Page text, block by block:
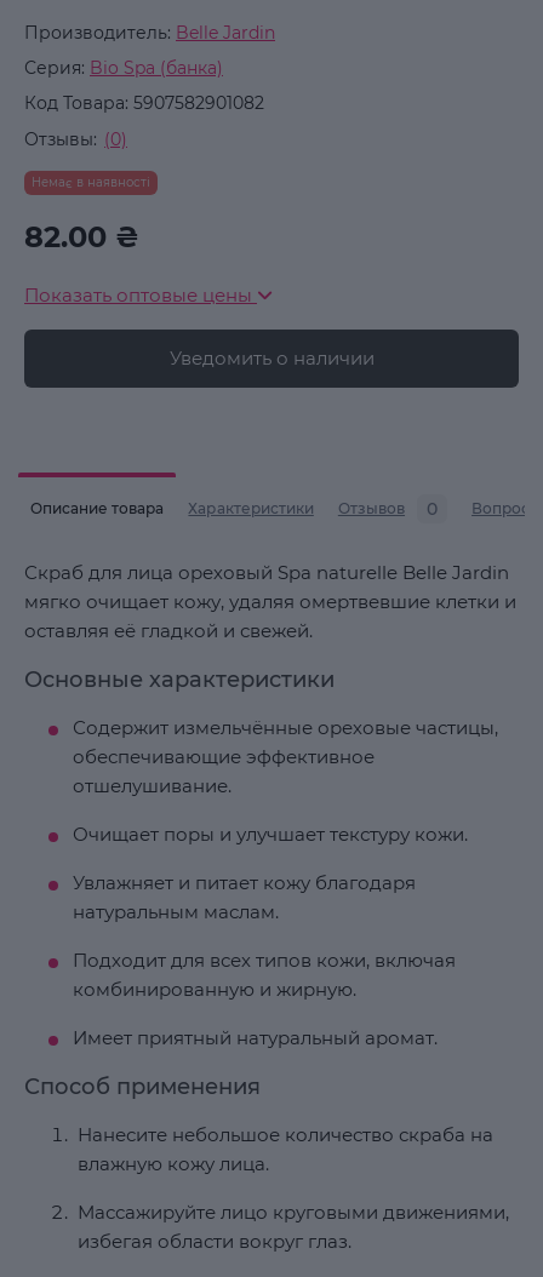
Производитель: Belle Jardin
Серия: Bio Spa (банка)
Код Товара: 5907582901082
Отзывы: (0)
Немає в наявності
82.00 ₴
Показать оптовые цены
Уведомить о наличии
Описание товара Характеристики Отзывов 0 Вопросы
Скраб для лица ореховый Spa naturelle Belle Jardin
мягко очищает кожу, удаляя омертвевшие клетки и
оставляя её гладкой и свежей.
Основные характеристики
Содержит измельчённые ореховые частицы,
обеспечивающие эффективное
отшелушивание.
Очищает поры и улучшает текстуру кожи.
Увлажняет и питает кожу благодаря
натуральным маслам.
Подходит для всех типов кожи, включая
комбинированную и жирную.
Имеет приятный натуральный аромат.
Способ применения
Нанесите небольшое количество скраба на
влажную кожу лица.
Массажируйте лицо круговыми движениями,
избегая области вокруг глаз.